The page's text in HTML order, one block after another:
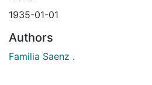
1935-01-01
Authors
Familia Saenz .